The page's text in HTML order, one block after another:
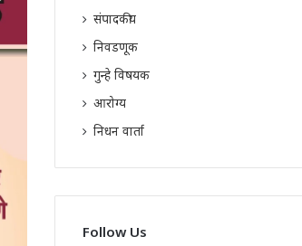
संपादकीय
निवडणूक
गुन्हे विषयक
आरोग्य
निधन वार्ता
Follow Us